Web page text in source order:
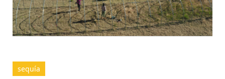
sequía